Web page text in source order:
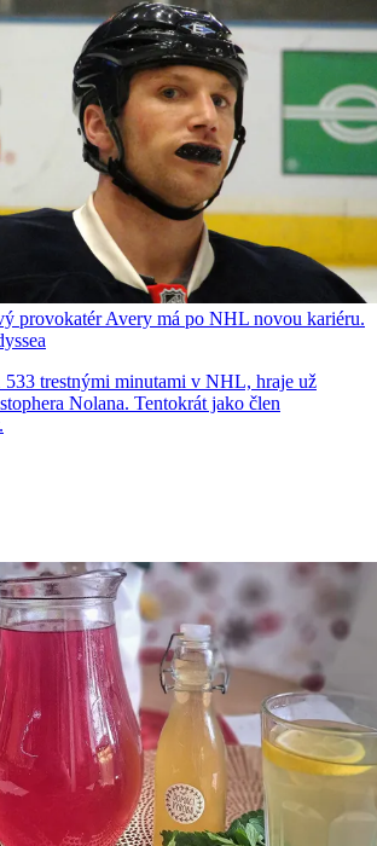
provokatér Avery má po NHL novou kariéru.
533 trestnými minutami v NHL, hraje už
Nolana. Tentokrát jako člen